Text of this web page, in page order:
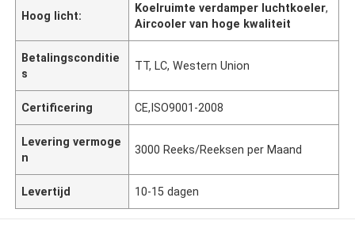
Hoog licht:
Koelruimte verdamper luchtkoeler,
Aircooler van hoge kwaliteit
Betalingsconditie
s
TT, LC, Western Union
Certificering CE,ISO9001-2008
Levering vermoge
n
3000 Reeks/Reeksen per Maand
Levertijd 10-15 dagen